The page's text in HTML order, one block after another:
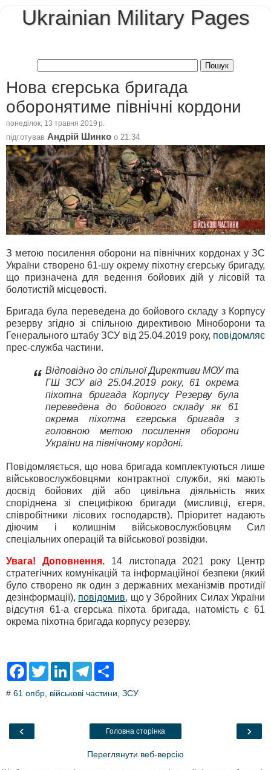
Ukrainian Military Pages
Нова єгерська бригада
оборонятиме північні кордони
понеділок, 13 травня 2019 р.
підготував Андрій Шинко о 21:34
З метою посилення оборони на північних кордонах у ЗС
України створено 61-шу окрему піхотну єгерську бригаду,
що призначена для ведення бойових дій у лісовій та
болотистій місцевості.
Бригада була переведена до бойового складу з Корпусу
резерву згідно зі спільною директивою Міноборони та
Генерального штабу ЗСУ від 25.04.2019 року, повідомляє
прес-служба частини.
“ Відповідно до спільної Директиви МОУ та
ГШ ЗСУ від 25.04.2019 року, 61 окрема
піхотна бригада Корпусу Резерву була
переведена до бойового складу як 61
окрема піхотна єгерська бригада з
головною метою посилення оборони
України на північному кордоні.
Повідомляється, що нова бригада комплектуються лише
військовослужбовцями контрактної служби, які мають
досвід бойових дій або цивільна діяльність яких
споріднена зі специфікою бригади (мисливці, єгеря,
співробітники лісових господарств). Пріоритет надають
діючим і колишнім військовослужбовцям Сил
спеціальних операцій та військової розвідки.
Увага! Доповнення.14 листопада 2021 року Центр
стратегічних комунікацій та інформаційної безпеки (який
було створено як один з державних механізмів протидії
дезінформації), повідомив, що у Збройних Силах України
відсутня 61-а єгерська піхота бригада, натомість є 61
окрема піхотна бригада корпусу резерву.
F
e
o
T
t
L
k
T
e
a
r
# 61 опбр військові частини ЗСУ
‹ ›
Головна сторінка
Переглянути веб-версію